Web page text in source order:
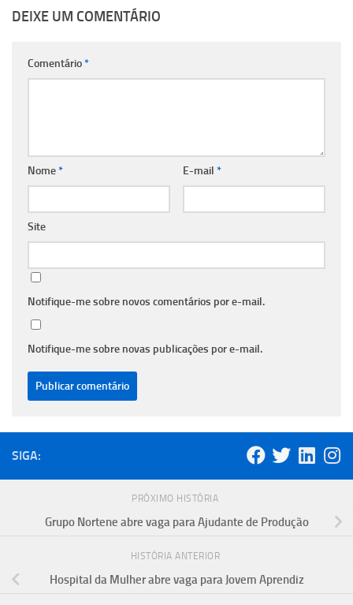
DEIXE UM COMENTÁRIO
Comentário*
Nome* E-mail *
Site
Notifique-me sobre novos comentários por e-mail.
Notifique-me sobre novas publicações por e-mail.
SIGA:
PRÓXIMO HISTÓRIA
Grupo Nortene abre vaga para Ajudante de Produção
HISTÓRIA ANTERIOR
Hospital da Mulher abre vaga para Jovem Aprendiz